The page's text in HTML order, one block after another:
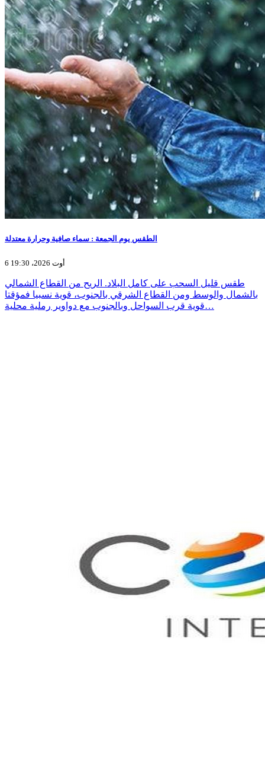
الطقس يوم الجمعة : سماء صافية وحرارة معتدلة
6 أوت 2026، 19:30
طقس قليل السحب على كامل البلاد. الريح من القطاع الشمالي
بالشمال والوسط ومن القطاع الشرقي بالجنوب، قوية نسبيا فمؤقتا
قوية قرب السواحل وبالجنوب مع دواوير رملية محلية…